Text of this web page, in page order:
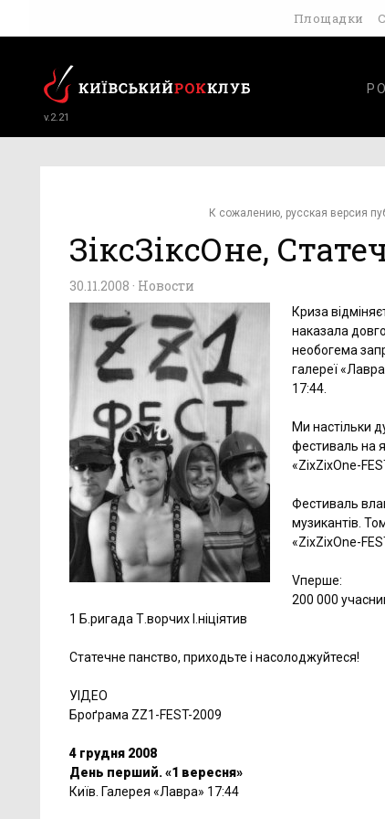
Площадки
v.2.21
К сожалению, русская версия
ЗіксЗіксОне,
30.11.2008 · Новости
Криза
наказала
необогема
галереї
17:44.
Ми настільки
фестиваль на
«ZіхZіхOne-
Фестиваль
музикантів.
«ZіхZіхOne-
Vперше:
200 000
1 Б.ригада Т.ворчих І.ніціятив
Статечне панство, приходьте і насолоджуйтеся!
УІДЕО
Броґрама ZZ1-FEST-2009
4 грудня 2008
День перший. «1 вересня»
Київ. Галерея «Лавра» 17:44